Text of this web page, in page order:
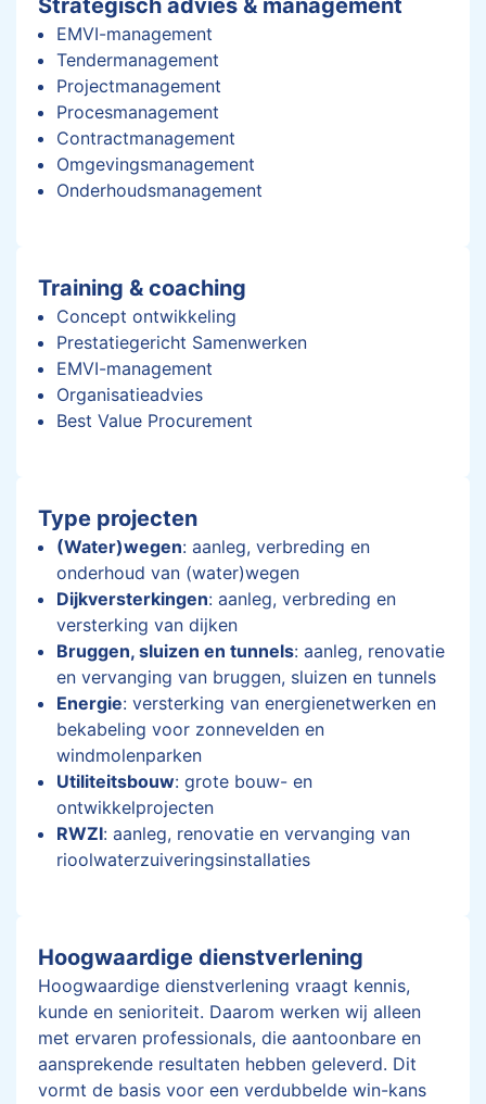
Strategisch advies & management
EMVI-management
Tendermanagement
Projectmanagement
Procesmanagement
Contractmanagement
Omgevingsmanagement
Onderhoudsmanagement
Training & coaching
Concept ontwikkeling
Prestatiegericht Samenwerken
EMVI-management
Organisatieadvies
Best Value Procurement
Type projecten
(Water)wegen: aanleg, verbreding en
onderhoud van (water)wegen
Dijkversterkingen: aanleg, verbreding en
versterking van dijken
Bruggen, sluizen en tunnels: aanleg, renovatie
en vervanging van bruggen, sluizen en tunnels
Energie: versterking van energienetwerken en
bekabeling voor zonnevelden en
windmolenparken
Utiliteitsbouw: grote bouw- en
ontwikkelprojecten
RWZI: aanleg, renovatie en vervanging van
rioolwaterzuiveringsinstallaties
Hoogwaardige dienstverlening
Hoogwaardige dienstverlening vraagt kennis,
kunde en senioriteit. Daarom werken wij alleen
met ervaren professionals, die aantoonbare en
aansprekende resultaten hebben geleverd. Dit
vormt de basis voor een verdubbelde win-kans